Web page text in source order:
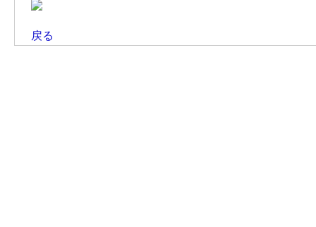
戻る